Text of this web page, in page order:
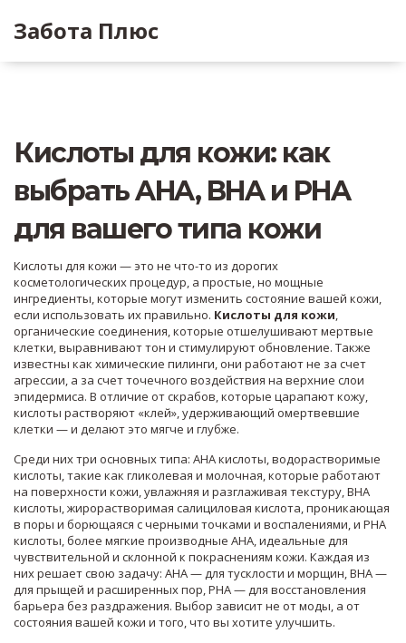
Забота Плюс
Кислоты для кожи: как
выбрать AHA, BHA и PHA
для вашего типа кожи
Кислоты для кожи — это не что-то из дорогих
косметологических процедур, а простые, но мощные
ингредиенты, которые могут изменить состояние вашей кожи,
если использовать их правильно. Кислоты для кожи,
органические соединения, которые отшелушивают мертвые
клетки, выравнивают тон и стимулируют обновление. Также
известны как химические пилинги, они работают не за счет
агрессии, а за счет точечного воздействия на верхние слои
эпидермиса. В отличие от скрабов, которые царапают кожу,
кислоты растворяют «клей», удерживающий омертвевшие
клетки — и делают это мягче и глубже.
Среди них три основных типа: AHA кислоты,водорастворимые
кислоты, такие как гликолевая и молочная, которые работают
на поверхности кожи, увлажняя и разглаживая текстуру,BHA
кислоты,жирорастворимая салициловая кислота, проникающая
в поры и борющаяся с черными точками и воспалениями, и PHA
кислоты,более мягкие производные AHA, идеальные для
чувствительной и склонной к покраснениям кожи. Каждая из
них решает свою задачу: AHA — для тусклости и морщин, BHA —
для прыщей и расширенных пор, PHA — для восстановления
барьера без раздражения. Выбор зависит не от моды, а от
состояния вашей кожи и того, что вы хотите улучшить.